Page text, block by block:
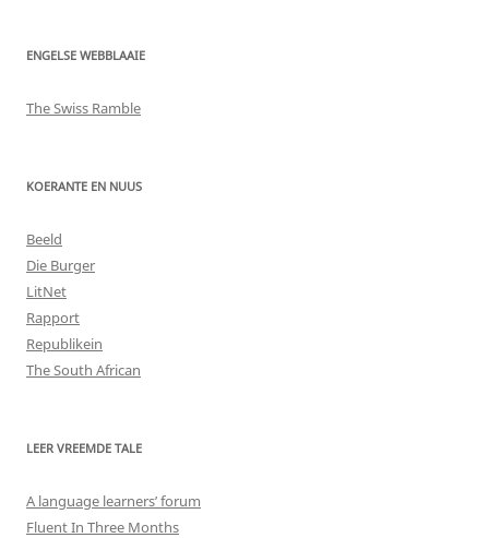
ENGELSE WEBBLAAIE
The Swiss Ramble
KOERANTE EN NUUS
Beeld
Die Burger
LitNet
Rapport
Republikein
The South African
LEER VREEMDE TALE
A language learners’ forum
Fluent In Three Months